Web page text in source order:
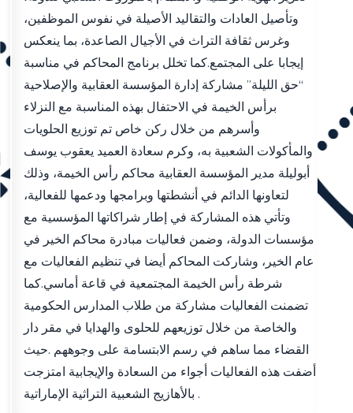
وتأصيل العادات والتقاليد الأصيلة في نفوس الموظفين،
وغرس ثقافة التراث في الأجيال الصاعدة، بما ينعكس
إيجابا على المجتمع.كما تخلل برنامج المحاكم في مناسبة
“حق الليلة” مشاركة إدارة المؤسسة العقابية والإصلاحية
برأس الخيمة في الاحتفال بهذه المناسبة مع النزلاء
وأسرهم من خلال ركن خاص تم توزيع الحلويات
والمأكولات الشعبية به، وكرم سعادة العميد يعقوب يوسف
أبوليلة مدير المؤسسة العقابية محاكم رأس الخيمة، وذلك
لتعاونها الدائم في أنشطتها وبرامجها ودعمها للفعالية،
وتأتي هذه المشاركة في إطار شراكاتها المؤسسية مع
مؤسسات الدولة، وضمن فعاليات مبادرة محاكم الخير في
عام الخير، وشاركت المحاكم أيضا في تنظيم الفعاليات مع
شرطة رأس الخيمة المجتمعية في قاعة أماسي.كما
تضمنت الفعاليات مشاركة من طلاب المدارس الحكومية
والخاصة من خلال توزيعهم للحلوى والهدايا في مقر دار
القضاء مما ساهم في رسم الابتسامة على وجوههم .حيث
أضفت هذه الفعاليات أجواء من السعادة والإيجابية امتزجت
بالأهازيج الشعبية التراثية الإماراتية .